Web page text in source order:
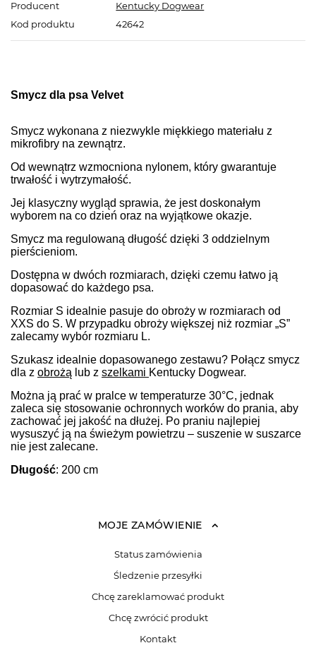
Producent
Kentucky Dogwear
Kod produktu
42642
Smycz dla psa Velvet
Smycz wykonana z niezwykle miękkiego materiału z
mikrofibry na zewnątrz.
Od wewnątrz wzmocniona nylonem, który gwarantuje
trwałość i wytrzymałość.
Jej klasyczny wygląd sprawia, że jest doskonałym
wyborem na co dzień oraz na wyjątkowe okazje.
Smycz ma regulowaną długość dzięki 3 oddzielnym
pierścieniom.
Dostępna w dwóch rozmiarach, dzięki czemu łatwo ją
dopasować do każdego psa.
Rozmiar S idealnie pasuje do obroży w rozmiarach od
XXS do S. W przypadku obroży większej niż rozmiar „S”
zalecamy wybór rozmiaru L.
Szukasz idealnie dopasowanego zestawu? Połącz smycz
dla z obrożą lub z szelkami Kentucky Dogwear.
Można ją prać w pralce w temperaturze 30°C, jednak
zaleca się stosowanie ochronnych worków do prania, aby
zachować jej jakość na dłużej. Po praniu najlepiej
wysuszyć ją na świeżym powietrzu – suszenie w suszarce
nie jest zalecane.
Długość: 200 cm
MOJE ZAMÓWIENIE
Status zamówienia
Śledzenie przesyłki
Chcę zareklamować produkt
Chcę zwrócić produkt
Kontakt